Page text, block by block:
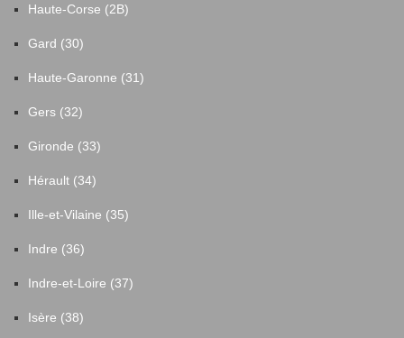
Haute-Corse (2B)
Gard (30)
Haute-Garonne (31)
Gers (32)
Gironde (33)
Hérault (34)
Ille-et-Vilaine (35)
Indre (36)
Indre-et-Loire (37)
Isère (38)